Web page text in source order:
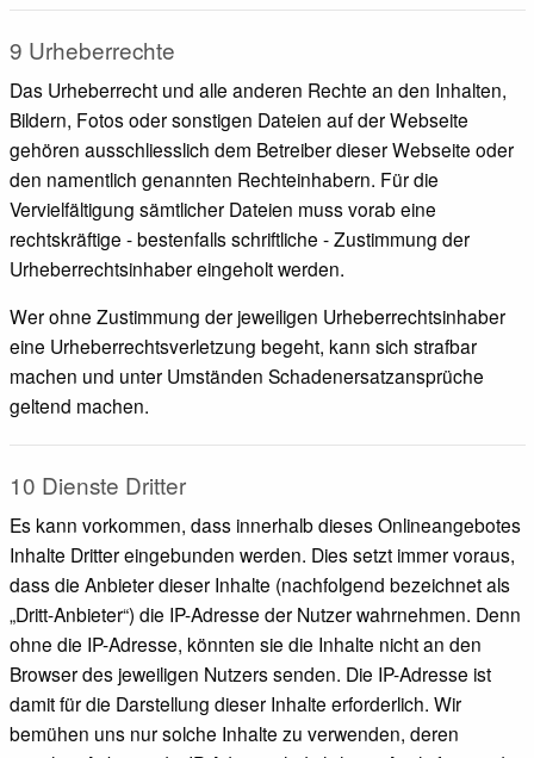
9 Urheberrechte
Das Urheberrecht und alle anderen Rechte an den Inhalten,
Bildern, Fotos oder sonstigen Dateien auf der Webseite
gehören ausschliesslich dem Betreiber dieser Webseite oder
den namentlich genannten Rechteinhabern. Für die
Vervielfältigung sämtlicher Dateien muss vorab eine
rechtskräftige - bestenfalls schriftliche - Zustimmung der
Urheberrechtsinhaber eingeholt werden.
Wer ohne Zustimmung der jeweiligen Urheberrechtsinhaber
eine Urheberrechtsverletzung begeht, kann sich strafbar
machen und unter Umständen Schadenersatzansprüche
geltend machen.
10 Dienste Dritter
Es kann vorkommen, dass innerhalb dieses Onlineangebotes
Inhalte Dritter eingebunden werden. Dies setzt immer voraus,
dass die Anbieter dieser Inhalte (nachfolgend bezeichnet als
„Dritt-Anbieter“) die IP-Adresse der Nutzer wahrnehmen. Denn
ohne die IP-Adresse, könnten sie die Inhalte nicht an den
Browser des jeweiligen Nutzers senden. Die IP-Adresse ist
damit für die Darstellung dieser Inhalte erforderlich. Wir
bemühen uns nur solche Inhalte zu verwenden, deren